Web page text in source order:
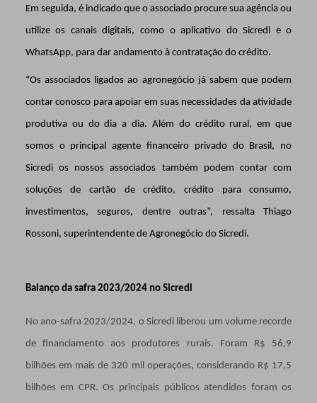
Em seguida, é indicado que o associado procure sua agência ou
utilize os canais digitais, como o aplicativo do Sicredi e o
WhatsApp, para dar andamento à contratação do crédito.
“Os associados ligados ao agronegócio já sabem que podem
contar conosco para apoiar em suas necessidades da atividade
produtiva ou do dia a dia. Além do crédito rural, em que
somos o principal agente financeiro privado do Brasil, no
Sicredi os nossos associados também podem contar com
soluções de cartão de crédito, crédito para consumo,
investimentos, seguros, dentre outras”, ressalta Thiago
Rossoni, superintendente de Agronegócio do Sicredi.
Balanço da safra 2023/2024 no Sicredi
No ano-safra 2023/2024, o Sicredi liberou um volume recorde
de financiamento aos produtores rurais. Foram R$ 56,9
bilhões em mais de 320 mil operações, considerando R$ 17,5
bilhões em CPR. Os principais públicos atendidos foram os